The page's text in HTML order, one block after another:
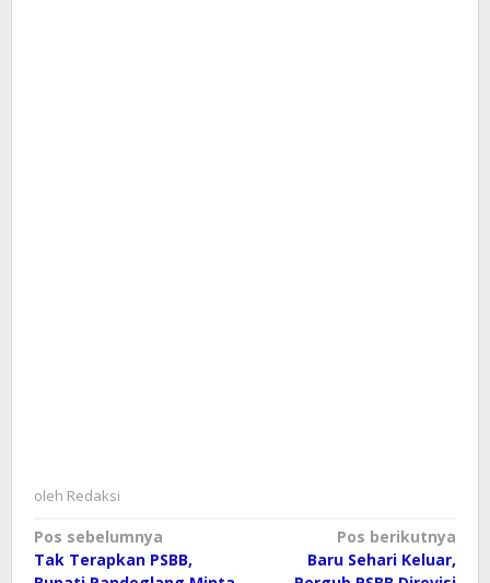
oleh Redaksi
Navigasi
pos
Pos sebelumnya
Tak Terapkan PSBB,
Pos berikutnya
Baru Sehari Keluar,